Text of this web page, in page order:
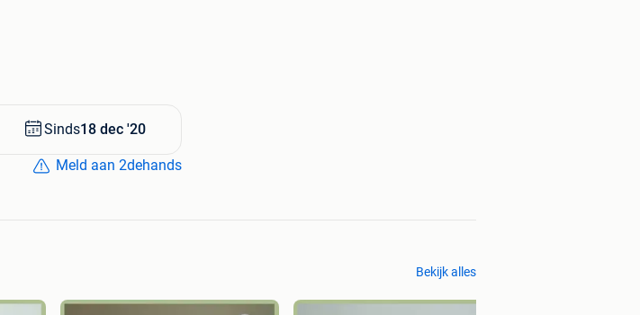
Sinds18 dec '20
Meld aan 2dehands
Bekijk alles